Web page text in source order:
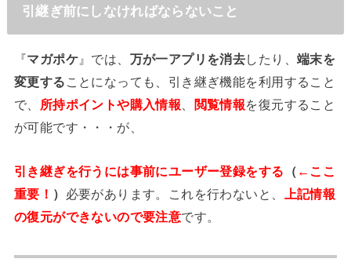
引継ぎ前にしなければならないこと
『マガポケ』では、 万が一アプリを消去したり、 端末を
変更する ことになっても、引き継ぎ機能を利用すること
で、 所持ポイントや購入情報 閲覧情報を復元すること
が可能です・・・が、
引き継ぎを行うには事前にユーザー登録をする （ ←ここ
重要！ ） 必要があります。これを行わないと、
上記情報
の復元ができないので要注意です。